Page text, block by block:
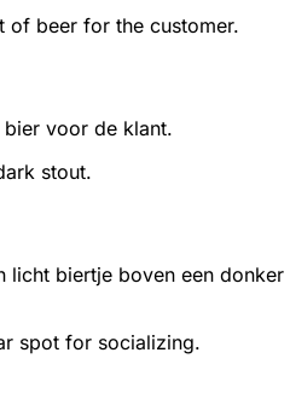
of beer for the customer.
voor de klant.
stout.
licht biertje boven een donker
spot for socializing.